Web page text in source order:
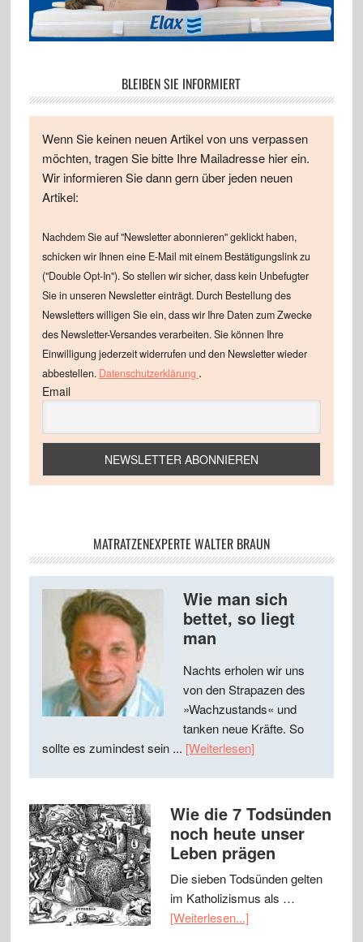
BLEIBEN SIE INFORMIERT
Wenn Sie keinen neuen Artikel von uns verpassen
möchten, tragen Sie bitte Ihre Mailadresse hier ein.
Wir informieren Sie dann gern über jeden neuen
Artikel:
Nachdem Sie auf "Newsletter abonnieren" geklickt haben,
schicken wir Ihnen eine E-Mail mit einem Bestätigungslink zu
("Double Opt-In"). So stellen wir sicher, dass kein Unbefugter
Sie in unseren Newsletter einträgt. Durch Bestellung des
Newsletters willigen Sie ein, dass wir Ihre Daten zum Zwecke
des Newsletter-Versandes verarbeiten. Sie können Ihre
Einwilligung jederzeit widerrufen und den Newsletter wieder
abbestellen. Datenschutzerklärung .
Email
MATRATZENEXPERTE WALTER BRAUN
Wie man sich
bettet, so liegt
man
Nachts erholen wir uns
von den Strapazen des
»Wachzustands« und
tanken neue Kräfte. So
sollte es zumindest sein ... [Weiterlesen]
Wie die 7 Todsünden
noch heute unser
Leben prägen
Die sieben Todsünden gelten
im Katholizismus als …
[Weiterlesen...]